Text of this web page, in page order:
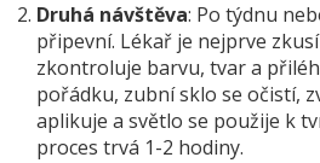
Druhá návštěva: Po týdnu
připevní. Lékař je nejprve
zkontroluje barvu, tvar a
pořádku, zubní sklo se očistí,
aplikuje a světlo se použije k
proces trvá 1-2 hodiny.